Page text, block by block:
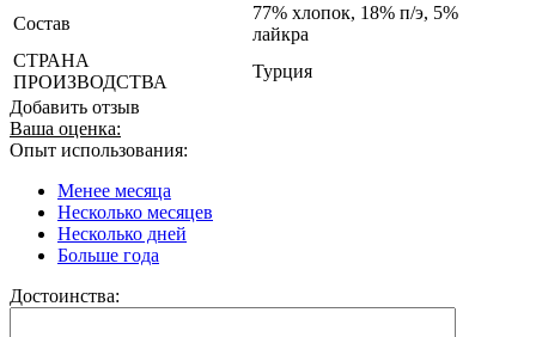
Состав
77% хлопок, 18% п/э, 5%
лайкра
СТРАНА
ПРОИЗВОДСТВА
Турция
Добавить отзыв
Ваша оценка:
Опыт использования:
Менее месяца
Несколько месяцев
Несколько дней
Больше года
Достоинства: